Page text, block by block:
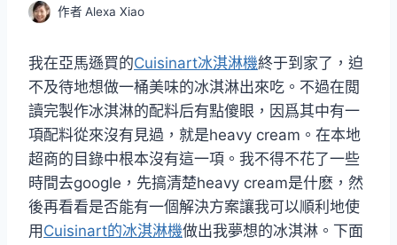
作者 Alexa Xiao
我在亞馬遜買的Cuisinart冰淇淋機終于到家了，迫
不及待地想做一桶美味的冰淇淋出來吃。不過在閲
讀完製作冰淇淋的配料后有點傻眼，因爲其中有一
項配料從來沒有見過，就是heavy cream。在本地
超商的目錄中根本沒有這一項。我不得不花了一些
時間去google，先搞清楚heavy cream是什麽，然
後再看看是否能有一個解決方案讓我可以順利地使
用 Cuisinart的冰淇淋機做出我夢想的冰淇淋。下面